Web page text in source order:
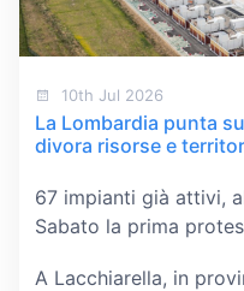
10th Jul 2026
La Lombardia punta
divora risorse e
67 impianti già attivi,
Sabato la prima
A Lacchiarella, in